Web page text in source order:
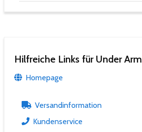
Hilfreiche Links für Under
Homepage
Versandinformation
Kundenservice